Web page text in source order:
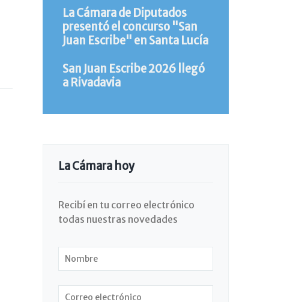
La Cámara de Diputados
presentó el concurso "San
Juan Escribe" en Santa Lucía
San Juan Escribe 2026 llegó
a Rivadavia
La Cámara hoy
Recibí en tu correo electrónico
todas nuestras novedades